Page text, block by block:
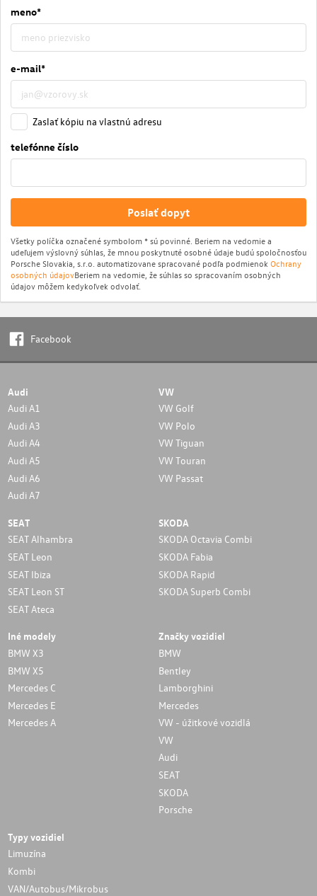
meno*
e-mail*
Zaslať kópiu na vlastnú adresu
telefónne číslo
Poslať dopyt
Všetky políčka označené symbolom * sú povinné. Beriem na vedomie a
udeľujem výslovný súhlas, že mnou poskytnuté osobné údaje budú spoločnosťou
Porsche Slovakia, s.r.o. automatizovane spracované podľa podmienok Ochrany
osobných údajovBeriem na vedomie, že súhlas so spracovaním osobných
údajov môžem kedykoľvek odvolať.
Facebook
Audi
Audi A1
Audi A3
Audi A4
Audi A5
Audi A6
Audi A7
VW
VW Golf
VW Polo
VW Tiguan
VW Touran
VW Passat
SEAT
SEAT Alhambra
SEAT Leon
SEAT Ibiza
SEAT Leon ST
SEAT Ateca
SKODA
SKODA Octavia Combi
SKODA Fabia
SKODA Rapid
SKODA Superb Combi
Iné modely
BMW X3
BMW X5
Mercedes C
Mercedes E
Mercedes A
Značky vozidiel
BMW
Bentley
Lamborghini
Mercedes
VW - úžitkové vozidlá
VW
Audi
SEAT
SKODA
Porsche
Typy vozidiel
Limuzína
Kombi
VAN/Autobus/Mikrobus